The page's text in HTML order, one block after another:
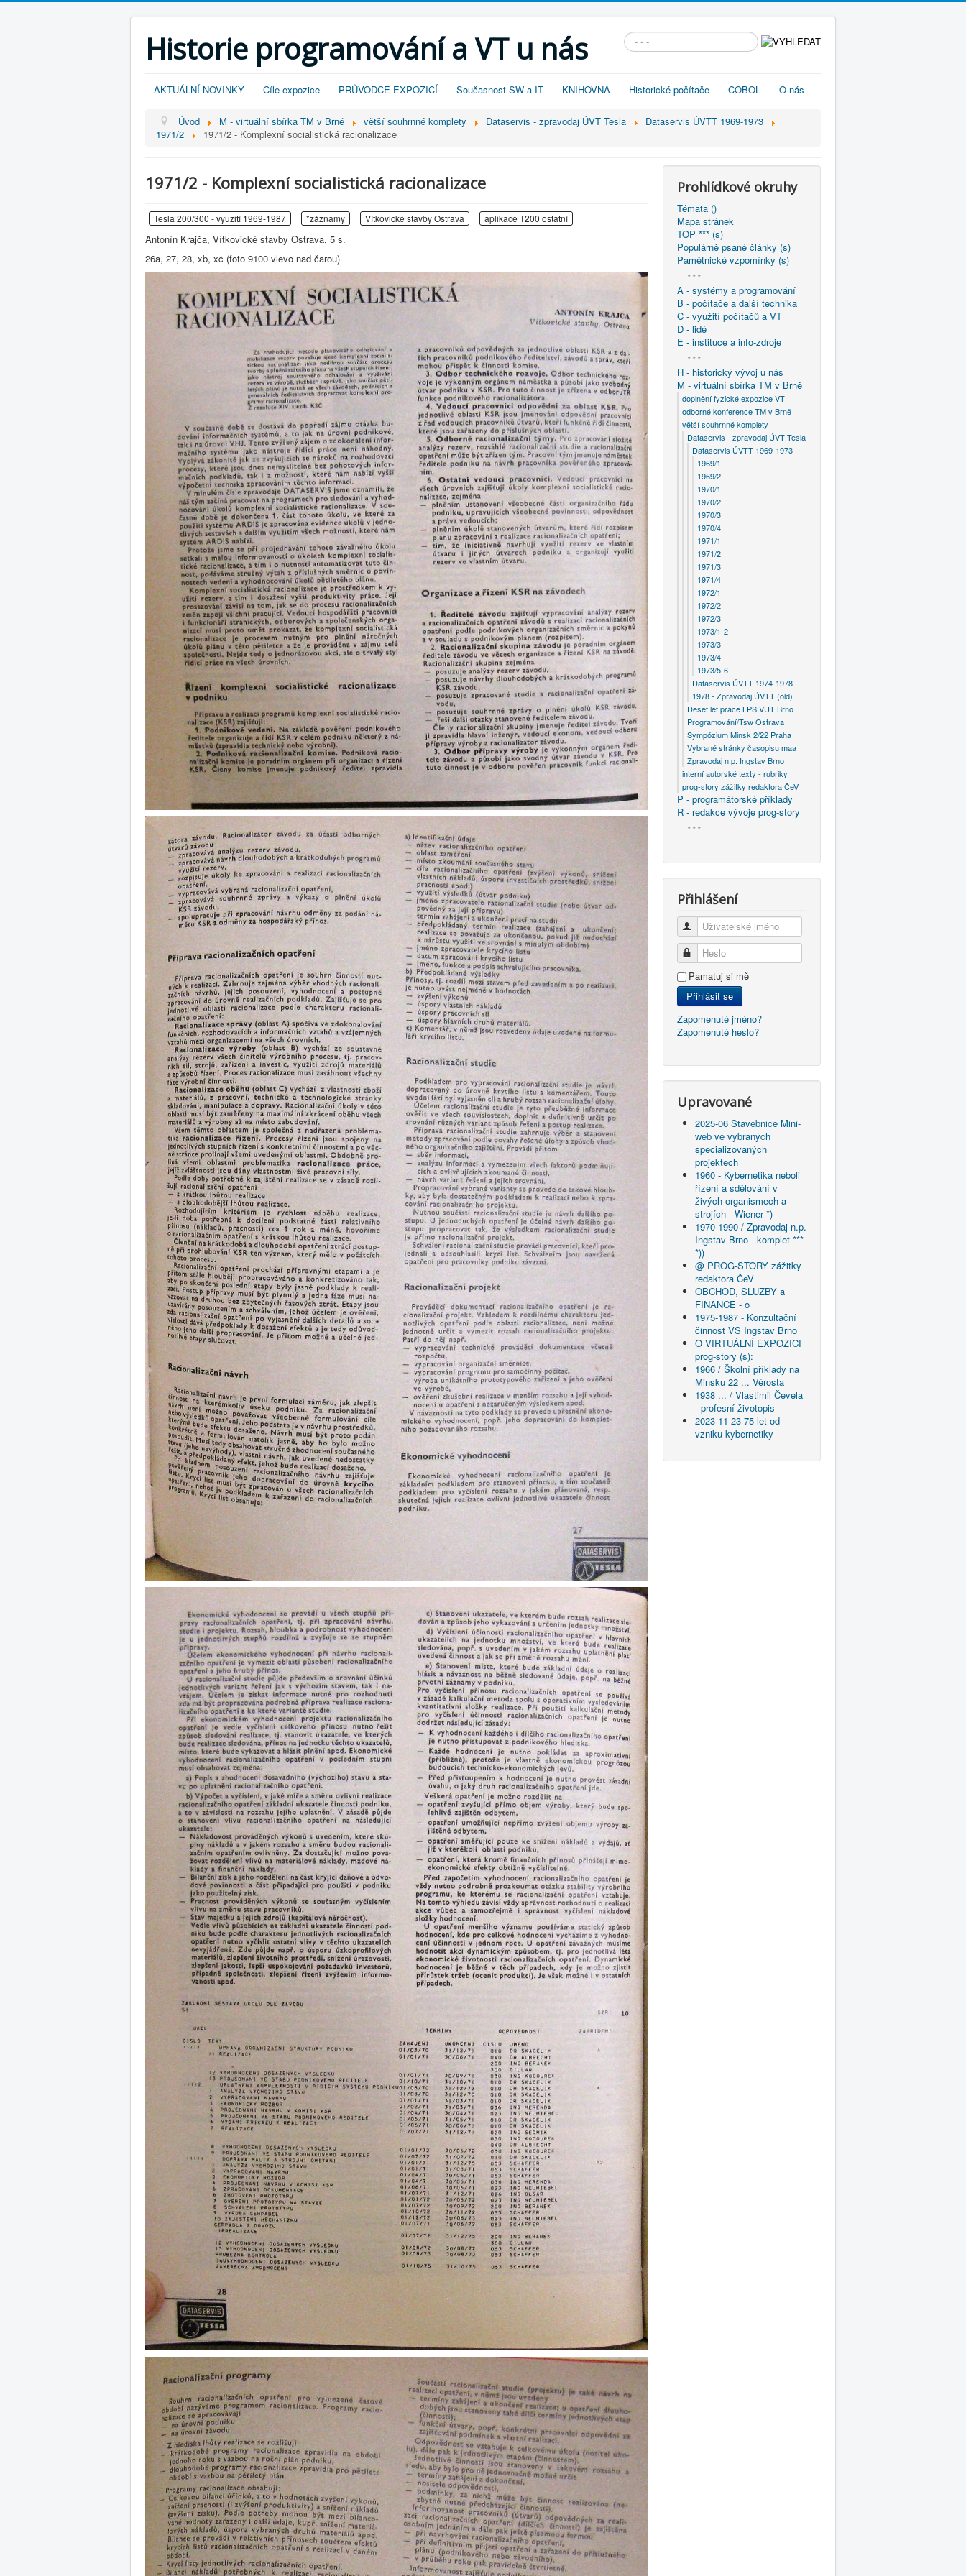
Historie programování a VT u nás Vyhledávání...
AKTUÁLNÍ NOVINKY Cíle expozice PRŮVODCE EXPOZICÍ Současnost SW a IT KNIHOVNA Historické počítače COBOL O nás
Úvod M - virtuální sbírka TM v Brně větší souhrnné komplety Dataservis - zpravodaj ÚVT Tesla
Dataservis ÚVTT 1969-1973
1971/2
1971/2 - Komplexní socialistická racionalizace
1971/2 - Komplexní socialistická racionalizace
Tesla 200/300 - využití 1969-1987 *záznamy Vítkovické stavby Ostrava aplikace T200 ostatní
Antonín Krajča, Vítkovické stavby Ostrava, 5 s.
26a, 27, 28, xb, xc (foto 9100 vlevo nad čarou)
Prohlídkové okruhy
Témata ()
Mapa stránek
TOP *** (s)
Populárně psané články (s)
Pamětnické vzpomínky (s)
- - -
A - systémy a programování
B - počítače a další technika
C - využití počítačů a VT
D - lidé
E - instituce a info-zdroje
- - -
H - historický vývoj u nás
M - virtuální sbírka TM v Brně
doplnění fyzické expozice VT
odborné konference TM v Brně
větší souhrnné komplety
Dataservis - zpravodaj ÚVT Tesla
Dataservis ÚVTT 1969-1973
1969/1
1969/2
1970/1
1970/2
1970/3
1970/4
1971/1
1971/2
1971/3
1971/4
1972/1
1972/2
1972/3
1973/1-2
1973/3
1973/4
1973/5-6
Dataservis ÚVTT 1974-1978
1978 - Zpravodaj ÚVTT (old)
Deset let práce LPS VUT Brno
Programování/Tsw Ostrava
Sympózium Minsk 2/22 Praha
Vybrané stránky časopisu maa
Zpravodaj n.p. Ingstav Brno
interní autorské texty - rubriky
prog-story zážitky redaktora ČeV
P - programátorské příklady
R - redakce vývoje prog-story
- - -
Přihlášení
Uživatelské jméno
Heslo
Pamatuj si mě
Přihlásit se
Zapomenuté jméno?
Zapomenuté heslo?
Upravované
2025-06 Stavebnice Mini-
web ve vybraných
specializovaných
projektech
1960 - Kybernetika neboli
řízení a sdělování v
živých organismech a
strojích - Wiener *)
1970-1990 / Zpravodaj n.p.
Ingstav Brno - komplet ***
*))
@ PROG-STORY zážitky
redaktora ČeV
OBCHOD, SLUŽBY a
FINANCE - o
1975-1987 - Konzultační
činnost VS Ingstav Brno
O VIRTUÁLNÍ EXPOZICI
prog-story (s):
1966 / Školní příklady na
Minsku 22 ... Vérosta
1938 ... / Vlastimil Čevela
- profesní životopis
2023-11-23 75 let od
vzniku kybernetiky